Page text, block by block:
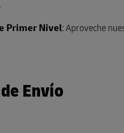
Primer Nivel: Aproveche
Envío